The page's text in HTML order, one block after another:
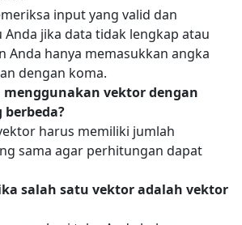
input yang valid dan
jika data tidak lengkap atau
Anda hanya memasukkan angka
dengan koma.
menggunakan vektor dengan
harus memiliki jumlah
sama agar perhitungan dapat
salah satu vektor adalah vektor